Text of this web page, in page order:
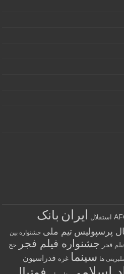
استقلال ایران بانک
پرسپولیس تیم ملی جشنواره بین
فجر جشنواره فیلم فجر
حج
ها سینما غزه فدراسیون